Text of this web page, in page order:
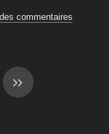
commentaires